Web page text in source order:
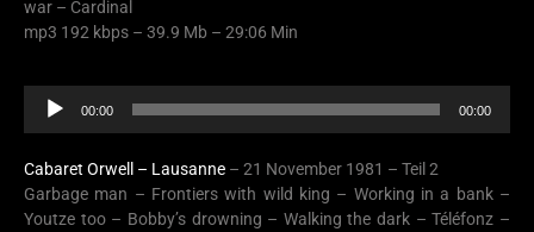
war – Cardinal
mp3 192 kbps – 39.9 Mb – 29:06 Min
Audio
Player
00:00 00:00
Cabaret Orwell – Lausanne – 21 November 1981 – Teil 2
Garbage man – Frontiers with wild king – Working in a bank –
Youtze too – Bobby’s drowning – Walking the dark – Téléfonz –